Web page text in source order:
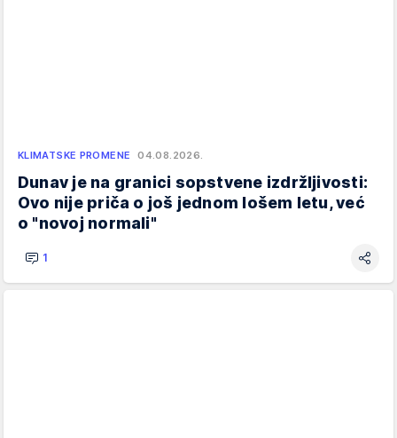
KLIMATSKE PROMENE 04.08.2026.
Dunav je na granici sopstvene izdržljivosti:
Ovo nije priča o još jednom lošem letu, već
o "novoj normali"
1